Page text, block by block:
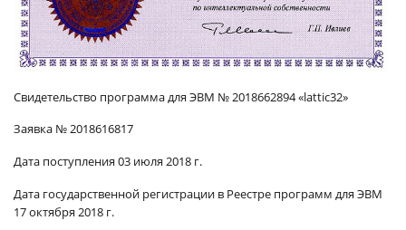
Свидетельство программа для ЭВМ № 2018662894 «lattic32»
Заявка № 2018616817
Дата поступления 03 июля 2018 г.
Дата государственной регистрации в Реестре программ для ЭВМ
17 октября 2018 г.